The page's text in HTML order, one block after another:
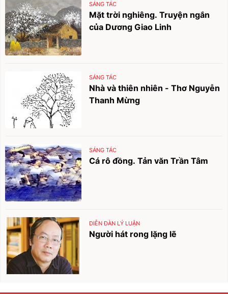
SÁNG TÁC
Mặt trời nghiêng. Truyện ngắn
của Dương Giao Linh
SÁNG TÁC
Nhà và thiên nhiên - Thơ Nguyễn
Thanh Mừng
SÁNG TÁC
Cá rô đồng. Tản văn Trần Tâm
DIỄN ĐÀN LÝ LUẬN
Người hát rong lặng lẽ